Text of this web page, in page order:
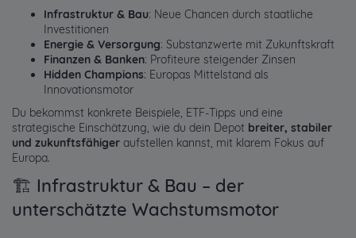
Infrastruktur & Bau: Neue Chancen durch staatliche
Investitionen
Energie & Versorgung: Substanzwerte mit Zukunftskraft
Finanzen & Banken: Profiteure steigender Zinsen
Hidden Champions: Europas Mittelstand als
Innovationsmotor
Du bekommst konkrete Beispiele, ETF-Tipps und eine
strategische Einschätzung, wie du dein Depot breiter, stabiler
und zukunftsfähiger aufstellen kannst, mit klarem Fokus auf
Europa.
🏗️ Infrastruktur & Bau – der
unterschätzte Wachstumsmotor